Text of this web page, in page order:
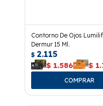
Contorno De Ojos
Dermur 15 Ml.
$ 2.115
$ 1.586 $